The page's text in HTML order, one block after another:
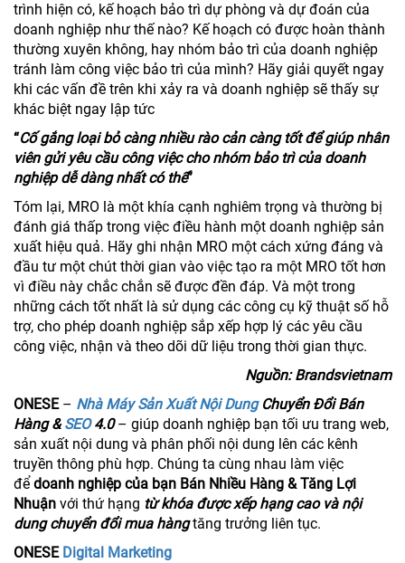
trình hiện có, kế hoạch bảo trì dự phòng và dự đoán của
doanh nghiệp như thế nào? Kế hoạch có được hoàn thành
thường xuyên không, hay nhóm bảo trì của doanh nghiệp
tránh làm công việc bảo trì của mình? Hãy giải quyết ngay
khi các vấn đề trên khi xảy ra và doanh nghiệp sẽ thấy sự
khác biệt ngay lập tức
“Cố gắng loại bỏ càng nhiều rào cản càng tốt để giúp nhân
viên gửi yêu cầu công việc cho nhóm bảo trì của doanh
nghiệp dễ dàng nhất có thế”
Tóm lại, MRO là một khía cạnh nghiêm trọng và thường bị
đánh giá thấp trong việc điều hành một doanh nghiệp sản
xuất hiệu quả. Hãy ghi nhận MRO một cách xứng đáng và
đầu tư một chút thời gian vào việc tạo ra một MRO tốt hơn
vì điều này chắc chắn sẽ được đền đáp. Và một trong
những cách tốt nhất là sử dụng các công cụ kỹ thuật số hỗ
trợ, cho phép doanh nghiệp sắp xếp hợp lý các yêu cầu
công việc, nhận và theo dõi dữ liệu trong thời gian thực.
Nguồn: Brandsvietnam
ONESE– Nhà Máy Sản Xuất Nội DungChuyển Đổi Bán
Hàng &SEO4.0– giúp doanh nghiệp bạn tối ưu trang web,
sản xuất nội dung và phân phối nội dung lên các kênh
truyền thông phù hợp. Chúng ta cùng nhau làm việc
để doanh nghiệp của bạn Bán Nhiều Hàng & Tăng Lợi
Nhuận với thứ hạng từ khóa được xếp hạng cao và nội
dung chuyển đổi mua hàngtăng trưởng liên tục.
ONESE Digital Marketing